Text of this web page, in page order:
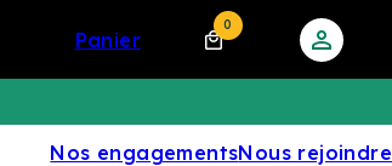
panier
0
Nos engagementsNous rejoindre